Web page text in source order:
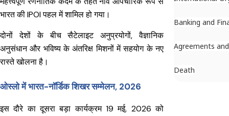
भारत की IPOI पहल में शामिल हो गया।
दोनों देशों के बीच सैटेलाइट अनुप्रयोगों, वैज्ञानिक
अनुसंधान और भविष्य के अंतरिक्ष मिशनों में सहयोग के नए
रास्ते खोलना है।
ओस्लो में भारत-नॉर्डिक शिखर सम्मेलन, 2026
इस दौरे का दूसरा बड़ा कार्यक्रम 19 मई, 2026 को
Banking and
Agreements
Death